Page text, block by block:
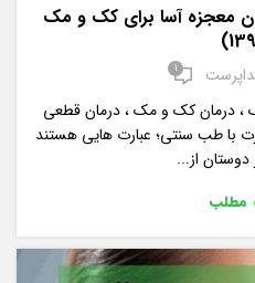
آسا برای کک و مک
1
درمان کک و مک ، درمان قطعی
طب سنتی؛ عبارت هایی هستند
از...
مطلب